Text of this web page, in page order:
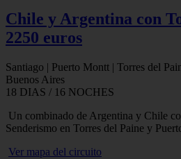
Chile y Argentina con
2250 euros
Santiago | Puerto Montt | Torres del
Buenos Aires
18 DIAS / 16 NOCHES
Un combinado de Argentina y Chile
Senderismo en Torres del Paine y
Ver mapa del circuito